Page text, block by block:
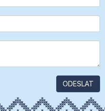
ODESLAT